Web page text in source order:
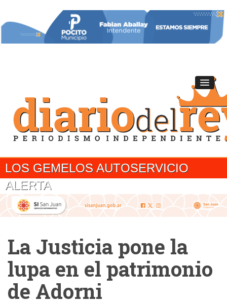
LOS GEMELOS AUTOSERVICIO
ALERTA
La Justicia pone la
lupa en el patrimonio
de Adorni